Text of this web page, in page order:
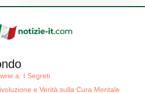
a: I Segreti
e Verità sulla Cura Mentale